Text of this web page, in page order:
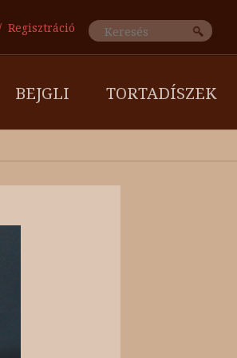
Regisztráció
BEJGLI TORTADÍSZEK